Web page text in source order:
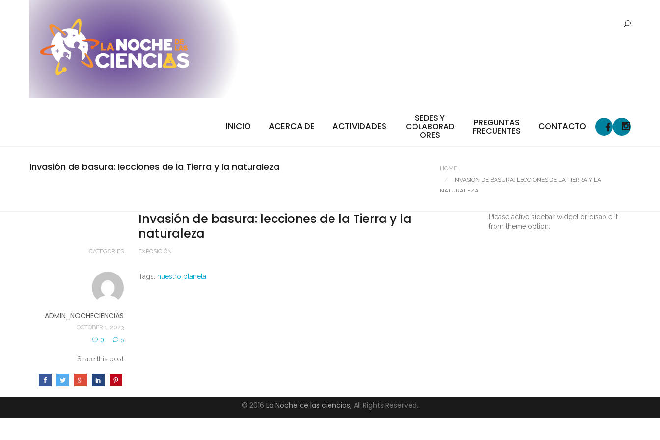
INICIO ACERCA DE ACTIVIDADES
SEDES Y
COLABORAD
ORES
PREGUNTAS
FRECUENTES CONTACTO
Invasión de basura: lecciones de la Tierra y la naturaleza
HOME
INVASIÓN DE BASURA: LECCIONES DE LA TIERRA Y LA
NATURALEZA
Invasión de basura: lecciones de la Tierra y la
naturaleza
CATEGORIES EXPOSICIÓN
ADMIN_NOCHECIENCIAS
OCTOBER 1, 2023
0 0
Share this post
Tags: nuestro planeta
Please active sidebar widget or disable it
from theme option.
© 2016 La Noche de las ciencias, All Rights Reserved.